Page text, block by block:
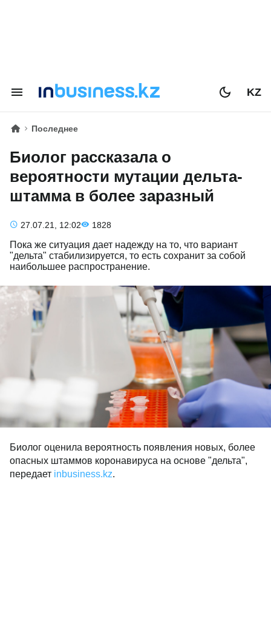
KZ
Последнее
Биолог рассказала о
вероятности мутации дельта-
штамма в более заразный
27.07.21, 12:02 1828
Пока же ситуация дает надежду на то, что вариант
"дельта" стабилизируется, то есть сохранит за собой
наибольшее распространение.
Биолог оценила вероятность появления новых, более
опасных штаммов коронавируса на основе "дельта",
передает inbusiness.kz.